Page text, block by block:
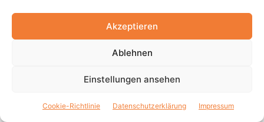
Akzeptieren
Ablehnen
Einstellungen ansehen
Cookie-Richtlinie Datenschutzerklärung Impressum